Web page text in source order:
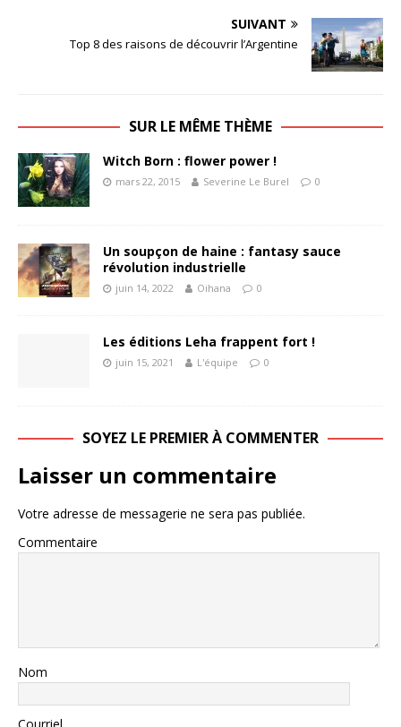
SUIVANT
Top 8 des raisons de découvrir l’Argentine
SUR LE MÊME THÈME
Witch Born : flower power !
mars 22, 2015 Severine Le Burel 0
Un soupçon de haine : fantasy sauce
révolution industrielle
juin 14, 2022 Oihana 0
Les éditions Leha frappent fort !
juin 15, 2021 L'équipe 0
SOYEZ LE PREMIER À COMMENTER
Laisser un commentaire
Votre adresse de messagerie ne sera pas publiée.
Commentaire
Nom